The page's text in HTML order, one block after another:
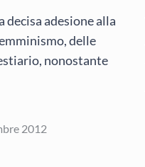
decisa adesione alla
delle
nonostante
2012